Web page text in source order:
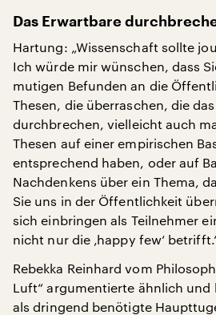
Das Erwartbare
Hartung: „Wissenschaft sollte
Ich würde mir wünschen, dass
mutigen Befunden an die
Thesen, die überraschen, die
durchbrechen, vielleicht auch
Thesen auf einer empirischen
entsprechend haben, oder auf
Nachdenkens über ein Thema,
Sie uns in der Öffentlichkeit
sich einbringen als Teilnehmer
nicht nur die ‚happy few‘
Rebekka Reinhard vom
Luft“ argumentierte ähnlich und
als dringend benötigte